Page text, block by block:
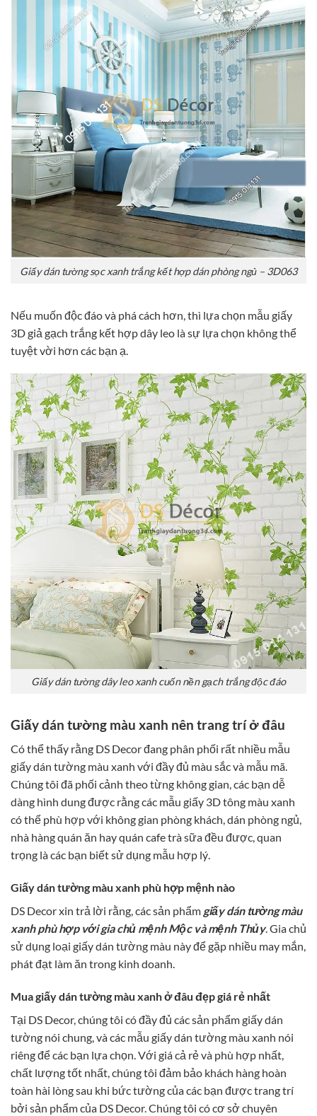
Giấy dán tường sọc xanh trắng kết hợp dán phòng ngủ – 3D063
Nếu muốn độc đáo và phá cách hơn, thì lựa chọn mẫu giấy
3D giả gạch trắng kết hợp dây leo là sự lựa chọn không thể
tuyệt vời hơn các bạn ạ.
Giấy dán tường dây leo xanh cuốn nền gạch trắng độc đáo
Giấy dán tường màu xanh nên trang trí ở đâu
Có thể thấy rằng DS Decor đang phân phối rất nhiều mẫu
giấy dán tường màu xanh với đầy đủ màu sắc và mẫu mã.
Chúng tôi đã phối cảnh theo từng không gian, các bạn dễ
dàng hình dung được rằng các mẫu giấy 3D tông màu xanh
có thể phù hợp với không gian phòng khách, dán phòng ngủ,
nhà hàng quán ăn hay quán cafe trà sữa đều được, quan
trọng là các bạn biết sử dụng mẫu hợp lý.
Giấy dán tường màu xanh phù hợp mệnh nào
DS Decor xin trả lời rằng, các sản phẩm giấy dán tường màu
xanh phù hợp với gia chủ mệnh Mộc và mệnh Thủy. Gia chủ
sử dụng loại giấy dán tường màu này để gặp nhiều may mắn,
phát đạt làm ăn trong kinh doanh.
Mua giấy dán tường màu xanh ở đâu đẹp giá rẻ nhất
Tại DS Decor, chúng tôi có đầy đủ các sản phẩm giấy dán
tường nói chung, và các mẫu giấy dán tường màu xanh nói
riêng để các bạn lựa chọn. Với giá cả rẻ và phù hợp nhất,
chất lượng tốt nhất, chúng tôi đảm bảo khách hàng hoàn
toàn hài lòng sau khi bức tường của các bạn được trang trí
bởi sản phẩm của DS Decor. Chúng tôi có cơ sở chuyên